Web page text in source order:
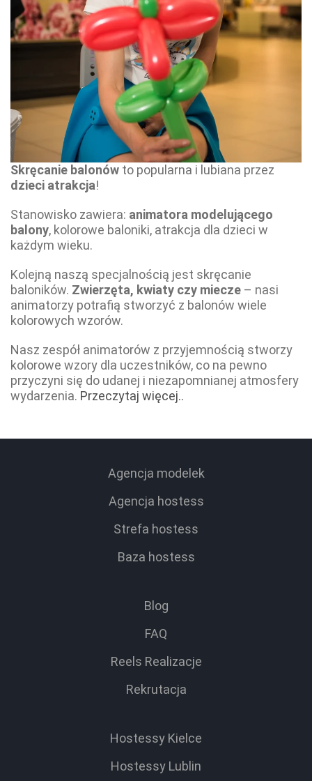
Skręcanie balonów to popularna i lubiana przez
dzieci atrakcja!
Stanowisko zawiera: animatora modelującego
balony, kolorowe baloniki, atrakcja dla dzieci w
każdym wieku.
Kolejną naszą specjalnością jest skręcanie
baloników. Zwierzęta, kwiaty czy miecze – nasi
animatorzy potrafią stworzyć z balonów wiele
kolorowych wzorów.
Nasz zespół animatorów z przyjemnością stworzy
kolorowe wzory dla uczestników, co na pewno
przyczyni się do udanej i niezapomnianej atmosfery
wydarzenia. Przeczytaj więcej..
Agencja modelek
Agencja hostess
Strefa hostess
Baza hostess
Blog
FAQ
Reels Realizacje
Rekrutacja
Hostessy Kielce
Hostessy Lublin